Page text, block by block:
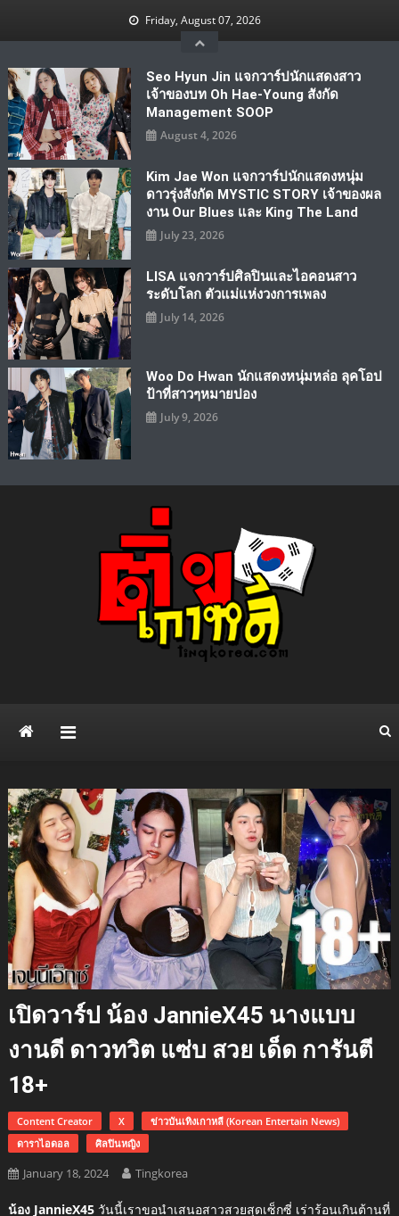
Friday, August 07, 2026
Seo Hyun Jin แจกวาร์ปนักแสดงสาว
เจ้าของบท Oh Hae-Young สังกัด
Management SOOP
August 4, 2026
Kim Jae Won แจกวาร์ปนักแสดงหนุ่ม
ดาวรุ่งสังกัด MYSTIC STORY เจ้าของผล
งาน Our Blues และ King The Land
July 23, 2026
LISA แจกวาร์ปศิลปินและไอคอนสาว
ระดับโลก ตัวแม่แห่งวงการเพลง
July 14, 2026
Woo Do Hwan นักแสดงหนุ่มหล่อ ลุคโอป
ป้าที่สาวๆหมายปอง
July 9, 2026
สไตล์เกาหลี เปิดวาร์ป เน็ตไอ
เปิดวาร์ป น้อง JannieX45 นางแบบ
งานดี ดาวทวิต แซ่บ สวย เด็ด การันตี
18+
Content Creator X
ข่าวบันเทิงเกาหลี (Korean Entertain News)
ดาราไอดอล
ศิลปินหญิง
January 18, 2024 Tingkorea
น้อง JannieX45วันนี้เราขอนำเสนอสาวสวยสุดเซ็กซี่ เร่าร้อนเกินต้านที่